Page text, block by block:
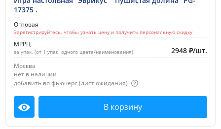
500-1000 руб.
2000-3000 руб.
3000-5000 руб.
5000-10000 руб.
Показать все
17375 .
Оптовая
Зарегистрируйтесь, чтобы узнать цену и получить персональную скидку
МРРЦ
за упак. (от 1 упак. одного цвета/наименования) 2948 ₽/шт.
Москва
нет в наличии
добавить во фьючерс (лист ожидания)
Посмотреть В корзину